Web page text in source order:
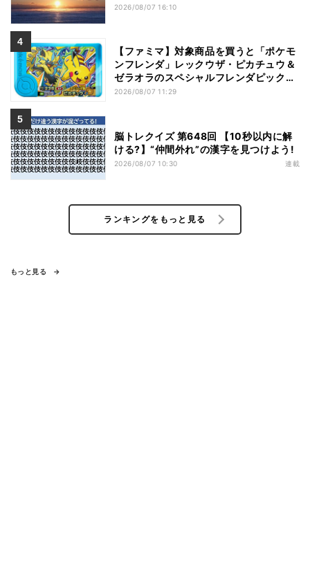
2026/08/07 16:10
【ファミマ】対象商品を買うと「ポケモ
ンフレンダ」レックウザ・ピカチュウ＆
ゼラオラのスペシャルフレンダピックが
もらえるキャンペーン
2026/08/07 11:29
脳トレクイズ 第648回 【10秒以内に解
ける?】“仲間外れ”の漢字を見つけよう!
2026/08/07 10:30 連載
ランキングをもっと見る
もっと見る